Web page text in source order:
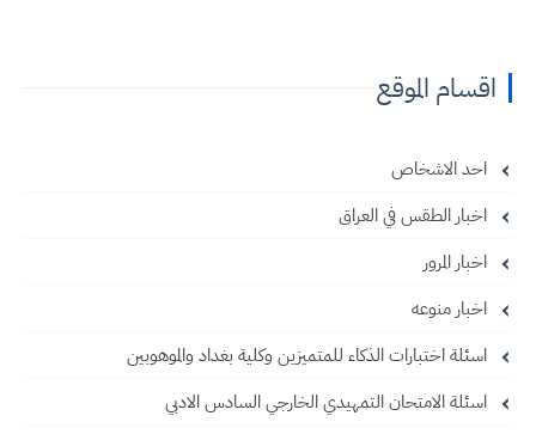
اقسام الموقع
احد الاشخاص
اخبار الطقس في العراق
اخبار المرور
اخبار منوعه
اسئلة اختبارات الذكاء للمتميزين وكلية بغداد والموهوبين
اسئلة الامتحان التمهيدي الخارجي السادس الادبي